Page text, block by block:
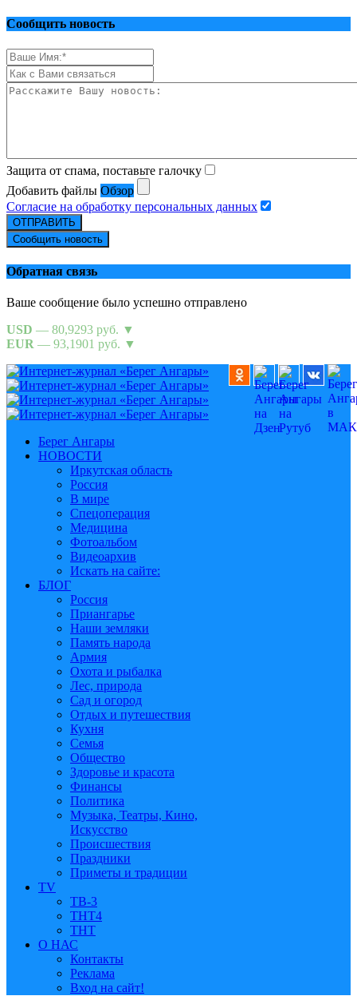
Сообщить новость
Защита от спама, поставьте галочку
Добавить файлы Обзор
Согласие на обработку персональных данных
ОТПРАВИТЬ
Сообщить новость
Обратная связь
Ваше сообщение было успешно отправлено
USD — 80,9293 руб. ▼
EUR — 93,1901 руб. ▼
Берег Ангары
НОВОСТИ
Иркутская область
Россия
В мире
Спецоперация
Медицина
Фотоальбом
Видеоархив
Искать на сайте:
БЛОГ
Россия
Приангарье
Наши земляки
Память народа
Армия
Охота и рыбалка
Лес, природа
Сад и огород
Отдых и путешествия
Кухня
Семья
Общество
Здоровье и красота
Финансы
Политика
Музыка, Театры, Кино,
Искусство
Происшествия
Праздники
Приметы и традиции
TV
ТВ-3
ТНТ4
ТНТ
О НАС
Контакты
Реклама
Вход на сайт!